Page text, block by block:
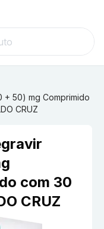
+ 50) mg Comprimido
CRUZ
com 30
CRUZ